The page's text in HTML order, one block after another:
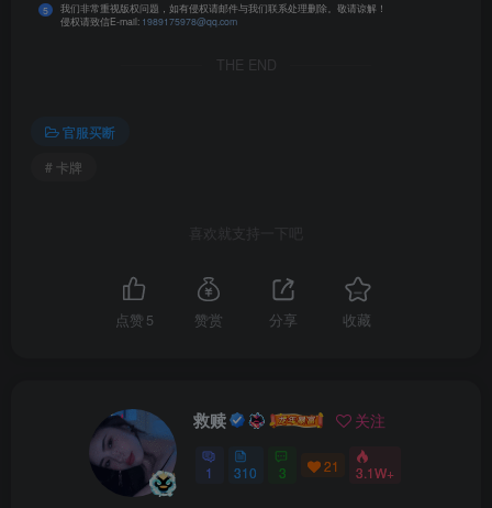
5
我们非常重视版权问题，如有侵权请邮件与我们联系处理删除。敬请谅解！
侵权请致信E-mail: 1989175978@qq.com
THE END
官服买断
# 卡牌
喜欢就支持一下吧
点赞 5 赞赏 分享 收藏
救赎 关注
1 310 3 21 3.1W+